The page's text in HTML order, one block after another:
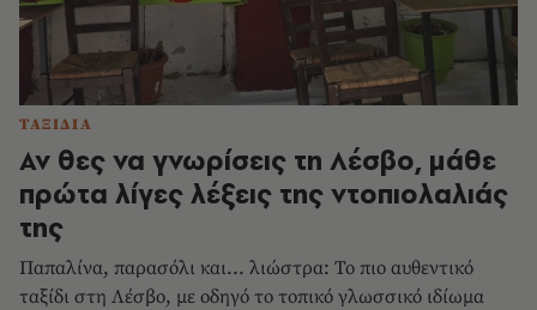
ΤΑΞΙΔΙΑ
Αν θες να γνωρίσεις τη Λέσβο, μάθε
πρώτα λίγες λέξεις της ντοπιολαλιάς
της
Παπαλίνα, παρασόλι και... λιώστρα: Το πιο αυθεντικό
ταξίδι στη Λέσβο, με οδηγό το τοπικό γλωσσικό ιδίωμα